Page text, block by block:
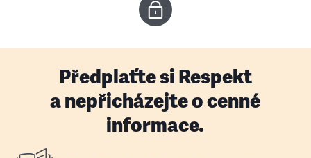
Předplaťte si Respekt
a nepřicházejte o cenné
informace.